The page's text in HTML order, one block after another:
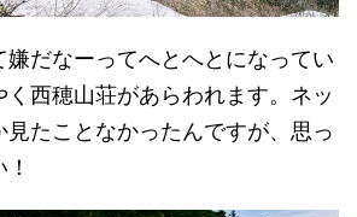
だなーってへとへとになってい
西穂山荘があらわれます。ネッ
見たことなかったんですが、思っ